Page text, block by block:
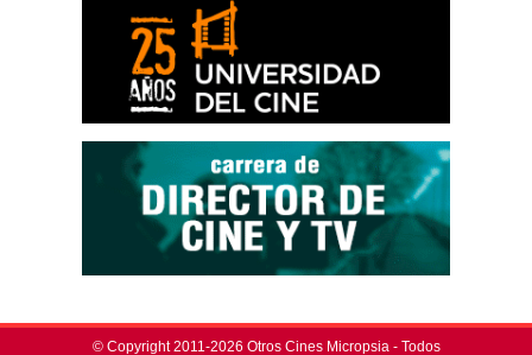
© Copyright 2011-2026 Otros Cines Micropsia - Todos